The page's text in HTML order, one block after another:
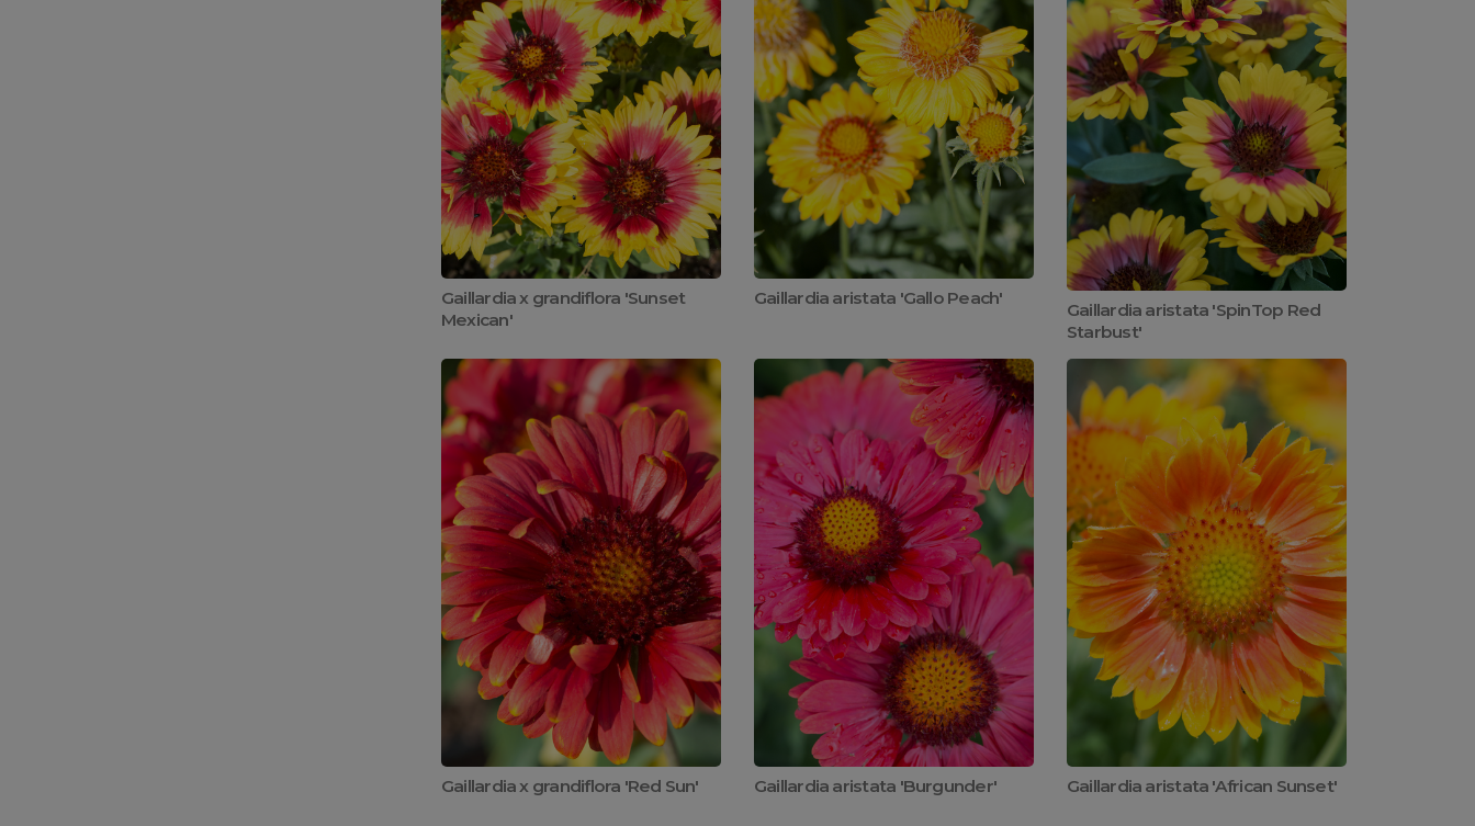
Gaillardia x grandiflora 'Sunset
Mexican'
Gaillardia aristata 'Gallo Peach'
Gaillardia aristata 'SpinTop Red
Starbust'
Gaillardia x grandiflora 'Red Sun' Gaillardia aristata 'Burgunder' Gaillardia aristata 'African Sunset'